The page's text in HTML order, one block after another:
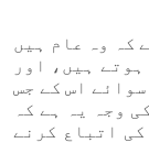
کہ وہ عام ہیں
ہیں، اور
اس کے جس
وجہ یہ ہے کہ
اتباع کرنے